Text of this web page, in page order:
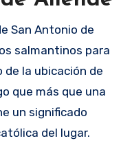
San Antonio de
salmantinos para
de la ubicación de
que más que una
un significado
del lugar.